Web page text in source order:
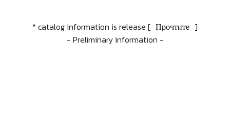
* catalog information is release [ Прочтите ]
- Preliminary information -